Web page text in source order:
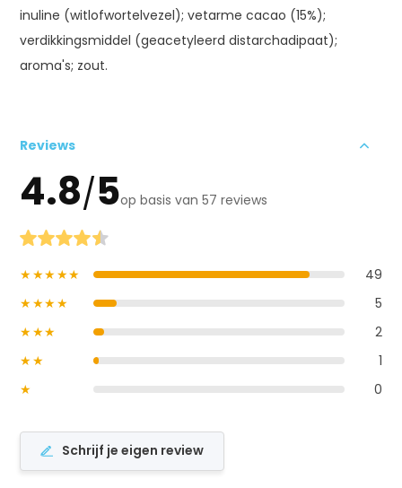
inuline (witlofwortelvezel); vetarme cacao (15%);
verdikkingsmiddel (geacetyleerd distarchadipaat);
aroma's; zout.
Reviews
4.8/5op basis van 57 reviews
★★★★★
49
★★★★
5
★★★
2
★★
1
★
0
Schrijf je eigen review